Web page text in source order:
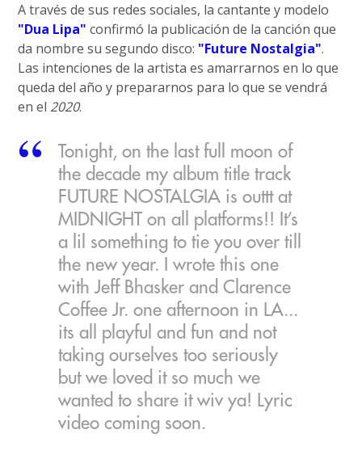
A través de sus redes sociales, la cantante y modelo
"Dua Lipa" confirmó la publicación de la canción que
da nombre su segundo disco: "Future Nostalgia".
Las intenciones de la artista es amarrarnos en lo que
queda del año y prepararnos para lo que se vendrá
en el 2020.
Tonight, on the last full moon of
the decade my album title track
FUTURE NOSTALGIA is outtt at
MIDNIGHT on all platforms!! It’s
a lil something to tie you over till
the new year. I wrote this one
with Jeff Bhasker and Clarence
Coffee Jr. one afternoon in LA...
its all playful and fun and not
taking ourselves too seriously
but we loved it so much we
wanted to share it wiv ya! Lyric
video coming soon.